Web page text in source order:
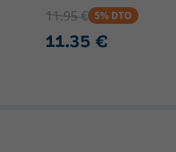
11.95 € 5% DTO
11.35 €